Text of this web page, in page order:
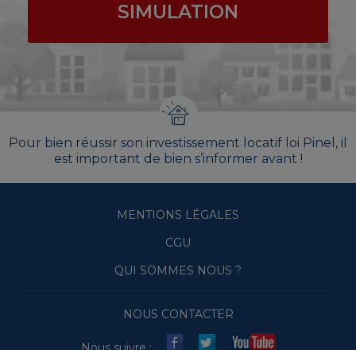
SIMULATION
Pour bien réussir son investissement locatif loi Pinel, il
est important de bien s’informer avant !
MENTIONS LÉGALES
CGU
QUI SOMMES NOUS ?
NOUS CONTACTER